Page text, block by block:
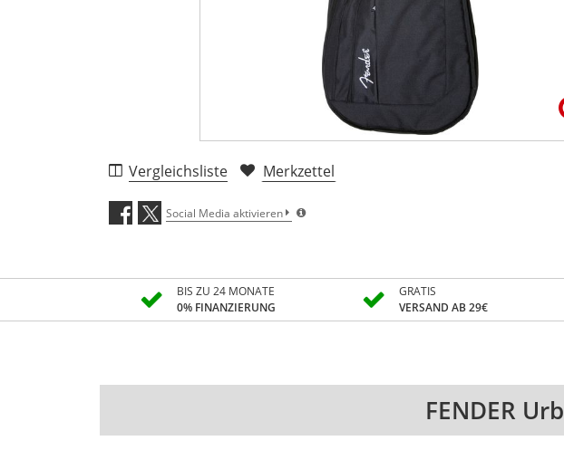
Vergleichsliste Merkzettel
Social Media aktivieren
BIS ZU 24 MONATE
0% FINANZIERUNG
GRATIS
VERSAND AB 29€
FENDER